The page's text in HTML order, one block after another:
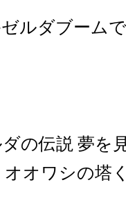
ルダブーム
の伝説 夢を
オワシの塔